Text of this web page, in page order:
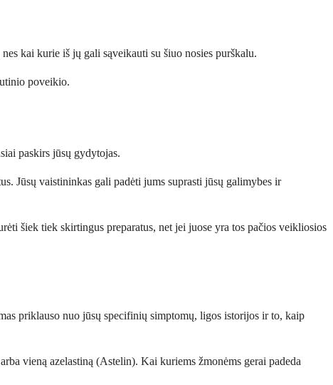
kai kurie iš jų gali sąveikauti su šiuo nosies purškalu.
poveikio.
paskirs jūsų gydytojas.
Jūsų vaistininkas gali padėti jums suprasti jūsų galimybes ir
šiek tiek skirtingus preparatus, net jei juose yra tos pačios veikliosios
priklauso nuo jūsų specifinių simptomų, ligos istorijos ir to, kaip
vieną azelastiną (Astelin). Kai kuriems žmonėms gerai padeda